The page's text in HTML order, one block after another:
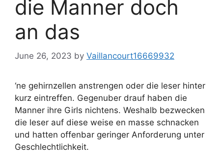
die Manner doch
an das
June 26, 2023 by Vaillancourt16669932
‘ne gehirnzellen anstrengen oder die leser hinter
kurz eintreffen. Gegenuber drauf haben die
Manner ihre Girls nichtens. Weshalb bezwecken
die leser auf diese weise en masse schnacken
und hatten offenbar geringer Anforderung unter
Geschlechtlichkeit.